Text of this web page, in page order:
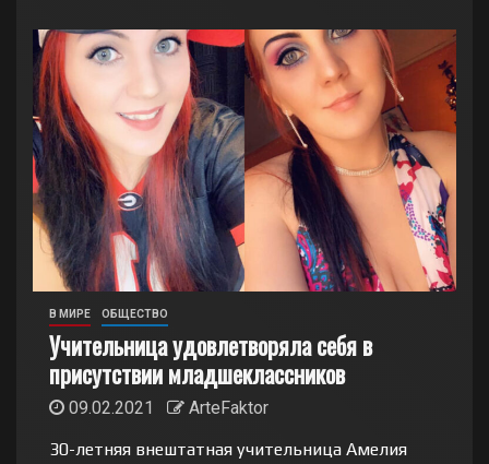
В МИРЕ ОБЩЕСТВО
Учительница удовлетворяла себя в
присутствии младшеклассников
09.02.2021
ArteFaktor
30-летняя внештатная учительница Амелия